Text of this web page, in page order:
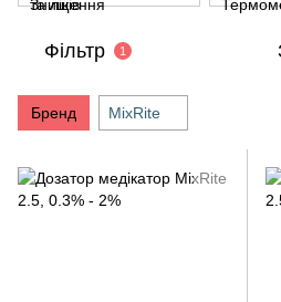
Фільтр 1
Бренд MixRite